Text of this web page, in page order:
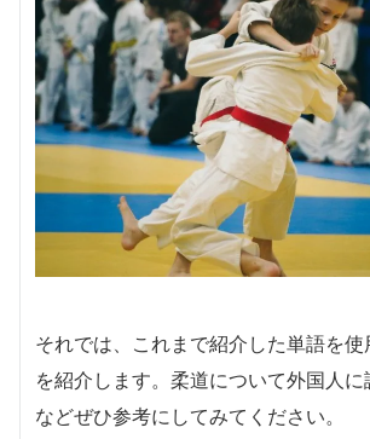
それでは、これまで紹介した単語を
を紹介します。柔道について外国人に
などぜひ参考にしてみてください。